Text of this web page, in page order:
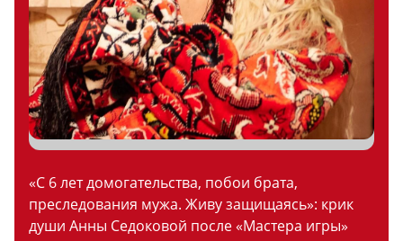
«С 6 лет домогательства, побои брата,
преследования мужа. Живу защищаясь»: крик
души Анны Седоковой после «Мастера игры»